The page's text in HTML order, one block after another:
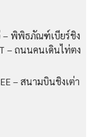
– พิพิธภัณฑ์เบียร์ชิง
– ถนนคนเดินไท่ตง
– สนามบินชิงเต่า